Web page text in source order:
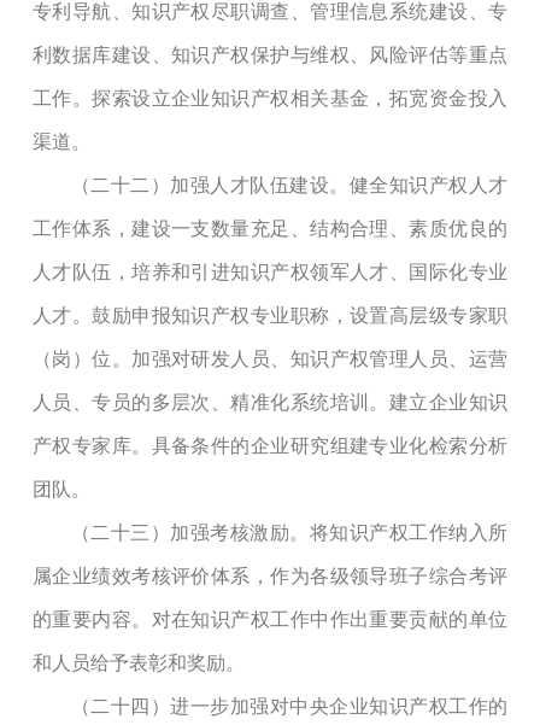
专利导航、知识产权尽职调查、管理信息系统建设、专
利数据库建设、知识产权保护与维权、风险评估等重点
工作。探索设立企业知识产权相关基金，拓宽资金投入
渠道。
（二十二）加强人才队伍建设。健全知识产权人才
工作体系，建设一支数量充足、结构合理、素质优良的
人才队伍，培养和引进知识产权领军人才、国际化专业
人才。鼓励申报知识产权专业职称，设置高层级专家职
（岗）位。加强对研发人员、知识产权管理人员、运营
人员、专员的多层次、精准化系统培训。建立企业知识
产权专家库。具备条件的企业研究组建专业化检索分析
团队。
（二十三）加强考核激励。将知识产权工作纳入所
属企业绩效考核评价体系，作为各级领导班子综合考评
的重要内容。对在知识产权工作中作出重要贡献的单位
和人员给予表彰和奖励。
（二十四）进一步加强对中央企业知识产权工作的